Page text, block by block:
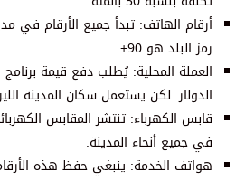
رمز البلد هو 90+.
العملة المحلية: يُطلب دفع قيمة برنامج
الدولار. لكن يستعمل سكان المدينة
في جميع أنحاء المدينة.
هواتف الخدمة: ينبغي حفظ هذه